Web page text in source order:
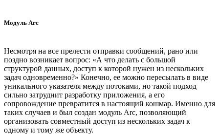
Модуль Arc
Несмотря на все прелести отправки сообщений, рано или
поздно возникает вопрос: «А что делать с большой
структурой данных, доступ к которой нужен из нескольких
задач одновременно?» Конечно, ее можно пересылать в виде
уникального указателя между потоками, но такой подход
сильно затруднит разработку приложения, а его
сопровождение превратится в настоящий кошмар. Именно для
таких случаев и был создан модуль Arc, позволяющий
организовать совместный доступ из нескольких задач к
одному и тому же объекту.